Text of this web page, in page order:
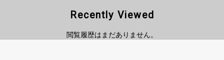
Recently Viewed
閲覧履歴はまだありません。